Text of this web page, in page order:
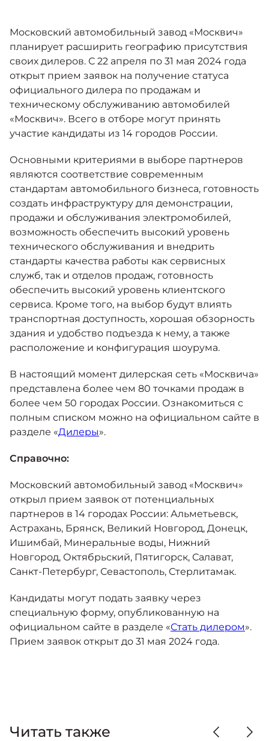
от 2 237 000 ₽*
Москвич 3 с ручным
управлением (РУ)
Кроссовер, создающий равные
возможности
от 2 069 000 ₽*
Москвич 8
Практичный семиместный
кроссовер
от 3 125 000 ₽*
Спецпредложения
Калькулятор трейд-ин
Страховые программы
СЕРВИСНЫЕ АКЦИИ
АКСЕССУАРЫ
НОВОСТИ
КОНТАКТЫ
Московский автомобильный завод «Москвич»
планирует расширить географию присутствия
своих дилеров. С 22 апреля по 31 мая 2024 года
открыт прием заявок на получение статуса
официального дилера по продажам и
техническому обслуживанию автомобилей
«Москвич». Всего в отборе могут принять
участие кандидаты из 14 городов России.
Основными критериями в выборе партнеров
являются соответствие современным
стандартам автомобильного бизнеса, готовность
создать инфраструктуру для демонстрации,
продажи и обслуживания электромобилей,
возможность обеспечить высокий уровень
технического обслуживания и внедрить
стандарты качества работы как сервисных
служб, так и отделов продаж, готовность
обеспечить высокий уровень клиентского
сервиса. Кроме того, на выбор будут влиять
транспортная доступность, хорошая обзорность
здания и удобство подъезда к нему, а также
расположение и конфигурация шоурума.
В настоящий момент дилерская сеть «Москвича»
представлена более чем 80 точками продаж в
более чем 50 городах России. Ознакомиться с
полным списком можно на официальном сайте в
разделе «Дилеры».
Справочно:
Московский автомобильный завод «Москвич»
открыл прием заявок от потенциальных
партнеров в 14 городах России: Альметьевск,
Астрахань, Брянск, Великий Новгород, Донецк,
Ишимбай, Минеральные воды, Нижний
Новгород, Октябрьский, Пятигорск, Салават,
Санкт-Петербург, Севастополь, Стерлитамак.
Кандидаты могут подать заявку через
специальную форму, опубликованную на
официальном сайте в разделе «Стать дилером».
Прием заявок открыт до 31 мая 2024 года.
Читать также